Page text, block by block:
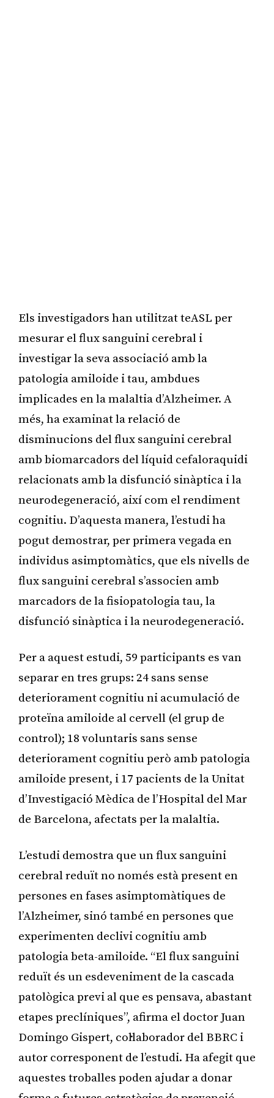
Els investigadors han utilitzat teASL per
mesurar el flux sanguini cerebral i
investigar la seva associació amb la
patologia amiloide i tau, ambdues
implicades en la malaltia d’Alzheimer. A
més, ha examinat la relació de
disminucions del flux sanguini cerebral
amb biomarcadors del líquid cefaloraquidi
relacionats amb la disfunció sinàptica i la
neurodegeneració, així com el rendiment
cognitiu. D’aquesta manera, l’estudi ha
pogut demostrar, per primera vegada en
individus asimptomàtics, que els nivells de
flux sanguini cerebral s’associen amb
marcadors de la fisiopatologia tau, la
disfunció sinàptica i la neurodegeneració.
Per a aquest estudi, 59 participants es van
separar en tres grups: 24 sans sense
deteriorament cognitiu ni acumulació de
proteïna amiloide al cervell (el grup de
control); 18 voluntaris sans sense
deteriorament cognitiu però amb patologia
amiloide present, i 17 pacients de la Unitat
d’Investigació Mèdica de l’Hospital del Mar
de Barcelona, afectats per la malaltia.
L’estudi demostra que un flux sanguini
cerebral reduït no només està present en
persones en fases asimptomàtiques de
l’Alzheimer, sinó també en persones que
experimenten declivi cognitiu amb
patologia beta-amiloide. “El flux sanguini
reduït és un esdeveniment de la cascada
patològica previ al que es pensava, abastant
etapes preclíniques”, afirma el doctor Juan
Domingo Gispert, col·laborador del BBRC i
autor corresponent de l’estudi. Ha afegit que
aquestes troballes poden ajudar a donar